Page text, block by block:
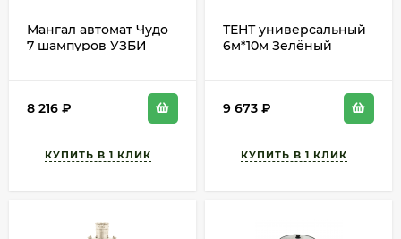
Мангал автомат Чудо
7 шампуров УЗБИ
8 216 ₽
ТЕНТ универсальный
6м*10м Зелёный
9 673 ₽